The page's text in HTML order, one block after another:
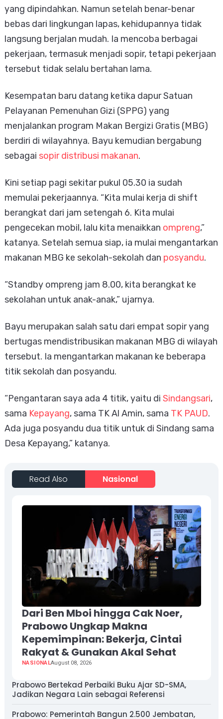
yang dipindahkan. Namun setelah benar-benar
bebas dari lingkungan lapas, kehidupannya tidak
langsung berjalan mudah. Ia mencoba berbagai
pekerjaan, termasuk menjadi sopir, tetapi pekerjaan
tersebut tidak selalu bertahan lama.
Kesempatan baru datang ketika dapur Satuan
Pelayanan Pemenuhan Gizi (SPPG) yang
menjalankan program Makan Bergizi Gratis (MBG)
berdiri di wilayahnya. Bayu kemudian bergabung
sebagai sopir distribusi makanan.
Kini setiap pagi sekitar pukul 05.30 ia sudah
memulai pekerjaannya. “Kita mulai kerja di shift
berangkat dari jam setengah 6. Kita mulai
pengecekan mobil, lalu kita menaikkan ompreng,”
katanya. Setelah semua siap, ia mulai mengantarkan
makanan MBG ke sekolah-sekolah dan posyandu.
“Standby ompreng jam 8.00, kita berangkat ke
sekolahan untuk anak-anak,” ujarnya.
Bayu merupakan salah satu dari empat sopir yang
bertugas mendistribusikan makanan MBG di wilayah
tersebut. Ia mengantarkan makanan ke beberapa
titik sekolah dan posyandu.
“Pengantaran saya ada 4 titik, yaitu di Sindangsari,
sama Kepayang, sama TK Al Amin, sama TK PAUD.
Ada juga posyandu dua titik untuk di Sindang sama
Desa Kepayang,” katanya.
Read Also Nasional
Dari Ben Mboi hingga Cak Noer,
Prabowo Ungkap Makna
Kepemimpinan: Bekerja, Cintai
Rakyat & Gunakan Akal Sehat
NASIONALAugust 08, 2026
Prabowo Bertekad Perbaiki Buku Ajar SD-SMA,
Jadikan Negara Lain sebagai Referensi
Prabowo: Pemerintah Bangun 2.500 Jembatan,